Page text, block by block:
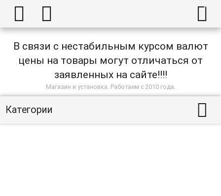
  
В связи с нестабильным курсом валют
цены на товары могут отличаться от
заявленных на сайте!!!!
Магазин и установка. Работаем с 2010 года.
Категории 